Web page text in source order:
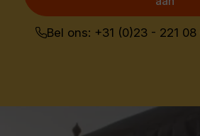
Bel ons: +31 (0)23 - 221 08